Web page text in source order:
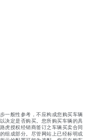
一般性参考，不应构成您购买车辆
决定是否购买。您所购买车辆的具
虎授权经销商签订之车辆买卖合同
组成部分。尽管网站上已经标明或